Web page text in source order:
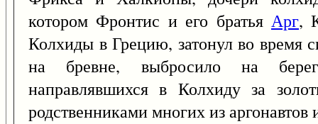
котором Фронтис и его братья Арг,
Колхиды в Грецию, затонул во время
на бревне, выбросило на берег
направлявшихся в Колхиду за
родственниками многих из